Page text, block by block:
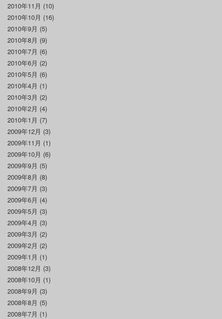
2010年11月 (10)
2010年10月 (16)
2010年9月 (5)
2010年8月 (9)
2010年7月 (6)
2010年6月 (2)
2010年5月 (6)
2010年4月 (1)
2010年3月 (2)
2010年2月 (4)
2010年1月 (7)
2009年12月 (3)
2009年11月 (1)
2009年10月 (6)
2009年9月 (5)
2009年8月 (8)
2009年7月 (3)
2009年6月 (4)
2009年5月 (3)
2009年4月 (3)
2009年3月 (2)
2009年2月 (2)
2009年1月 (1)
2008年12月 (3)
2008年10月 (1)
2008年9月 (3)
2008年8月 (5)
2008年7月 (1)